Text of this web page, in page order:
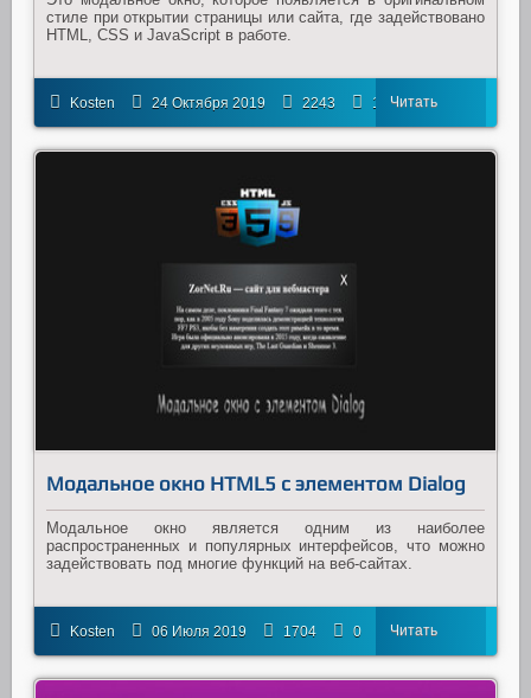
стиле при открытии страницы или сайта, где задействовано
HTML, CSS и JavaScript в работе.
Kosten 24 Октября 2019 2243 1 Читать
далее
Модальное окно HTML5 с элементом Dialog
Модальное окно является одним из наиболее
распространенных и популярных интерфейсов, что можно
задействовать под многие функций на веб-сайтах.
Kosten 06 Июля 2019 1704 0 Читать
далее